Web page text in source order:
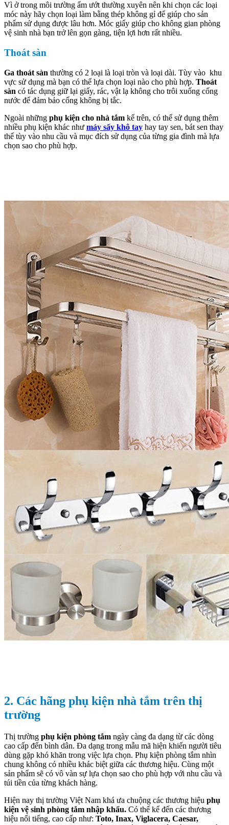
Vì ở trong môi trường ẩm ướt thường xuyên nên khi chọn các loại
móc này hãy chọn loại làm bằng thép không gỉ để giúp cho sản
phẩm sử dụng được lâu hơn. Móc giấy giúp cho không gian phòng
vệ sinh nhà bạn trở lên gọn gàng, tiện lợi hơn rất nhiều.
Thoát sàn
Ga thoát sàn thường có 2 loại là loại tròn và loại dài. Tùy vào khu
vực sử dụng mà bạn có thể lựa chọn loại nào cho phù hợp. Thoát
sàn có tác dụng giữ lại giấy, rác, vật lạ không cho trôi xuống cống
nước để đảm bảo cống không bị tắc.
Ngoài những phụ kiện cho nhà tắm kể trên, có thể sử dụng thêm
nhiều phụ kiện khác như máy sấy khô tay hay tay sen, bát sen thay
thế tùy vào nhu cầu và mục đích sử dụng của từng gia đình mà lựa
chọn sao cho phù hợp.
2. Các hãng phụ kiện nhà tắm trên thị
trường
Thị trường phụ kiện phòng tắm ngày càng đa dạng từ các dòng
cao cấp đến bình dân. Đa dạng trong mẫu mã hiện khiến người tiêu
dùng gặp khó khăn trong việc lựa chọn. Phụ kiện phòng tắm nhìn
chung không có nhiều khác biệt giữa các thương hiệu. Cùng một
sản phẩm sẽ có vô vàn sự lựa chọn sao cho phù hợp với nhu cầu và
túi tiền của từng khách hàng.
Hiện nay thị trường Việt Nam khá ưa chuộng các thương hiệu phụ
kiện vệ sinh phòng tắm nhập khẩu. Có thể kể đến các thương
hiệu nổi tiếng, cao cấp như: Toto, Inax, Viglacera, Caesar,